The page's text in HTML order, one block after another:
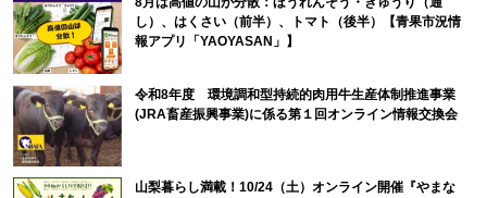
し）、はくさい（前半）、トマト（後半）【青果市況情
報アプリ「YAOYASAN」】
令和8年度 環境調和型持続的肉用牛生産体制推進事業
(JRA畜産振興事業)に係る第１回オンライン情報交換会
山梨暮らし満載！10/24（土）オンライン開催『やまな